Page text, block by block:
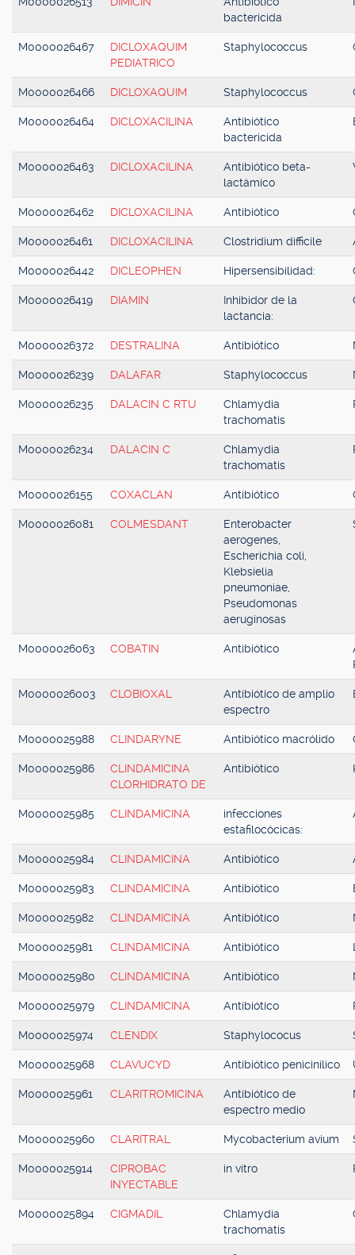
bactericida
M0000026467
DICLOXAQUIM
PEDIATRICO
Staphylococcus
M0000026466 DICLOXAQUIM Staphylococcus
M0000026464 DICLOXACILINA
Antibiótico
bactericida
M0000026463 DICLOXACILINA
Antibiótico beta-
lactámico
M0000026462 DICLOXACILINA Antibiótico
M0000026461 DICLOXACILINA Clostridium difficile
M0000026442 DICLEOPHEN Hipersensibilidad:
M0000026419 DIAMIN
Inhibidor de la
lactancia:
M0000026372 DESTRALINA Antibiótico
M0000026239 DALAFAR Staphylococcus
M0000026235 DALACIN C RTU
Chlamydia
trachomatis
M0000026234 DALACIN C
Chlamydia
trachomatis
M0000026155 COXACLAN Antibiótico
M0000026081 COLMESDANT
Enterobacter
aerogenes,
Escherichia coli,
Klebsielia
pneumoniae,
Pseudomonas
aeruginosas
M0000026063 COBATIN Antibiótico
M0000026003 CLOBIOXAL
Antibiótico de amplio
espectro
M0000025988 CLINDARYNE Antibiótico macrólido
M0000025986
CLINDAMICINA
CLORHIDRATO DE
Antibiótico
M0000025985 CLINDAMICINA
infecciones
estafilocócicas:
M0000025984 CLINDAMICINA Antibiótico
M0000025983 CLINDAMICINA Antibiótico
M0000025982 CLINDAMICINA Antibiótico
M0000025981 CLINDAMICINA Antibiótico
M0000025980 CLINDAMICINA Antibiótico
M0000025979 CLINDAMICINA Antibiótico
M0000025974 CLENDIX Staphylococus
M0000025968 CLAVUCYD Antibiótico penicinílico
M0000025961 CLARITROMICINA
Antibiótico de
espectro medio
M0000025960 CLARITRAL Mycobacterium avium
M0000025914
CIPROBAC
INYECTABLE
in vitro
M0000025894 CIGMADIL
Chlamydia
trachomatis